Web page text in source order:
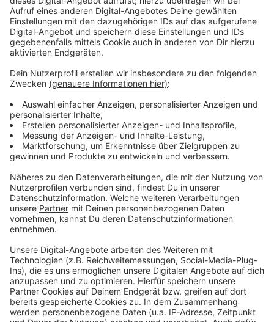
Eingriffs in den Bahnverkehr und wegen
Sachbeschädigung.
Anzeige
Mehr News aus Leverkusen
Anzeige
Vorbereitung auf Leverkusener Halbmarathon startet
Für Leverkusen im Bundestag: Slawik zieht positive
Bilanz
Leverkusen: Opladener Bahnstadt-Geschichte auf 130
Seiten
Anzeige